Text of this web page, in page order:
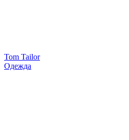
Tom Tailor
Одежда